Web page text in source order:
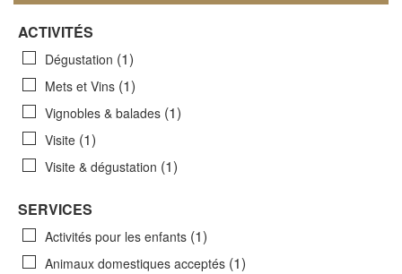
ACTIVITÉS
Dégustation (1)
Mets et Vins (1)
Vignobles & balades (1)
Visite (1)
Visite & dégustation (1)
SERVICES
Activités pour les enfants (1)
Animaux domestiques acceptés (1)